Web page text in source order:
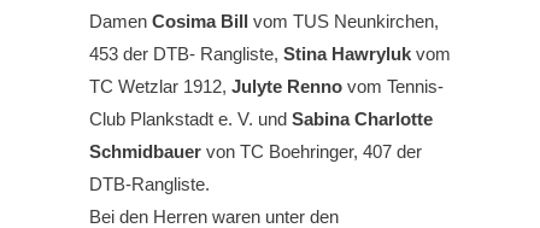
Damen Cosima Bill vom TUS Neunkirchen,
453 der DTB- Rangliste, Stina Hawryluk vom
TC Wetzlar 1912, Julyte Renno vom Tennis-
Club Plankstadt e. V. und Sabina Charlotte
Schmidbauer von TC Boehringer, 407 der
DTB-Rangliste.
Bei den Herren waren unter den